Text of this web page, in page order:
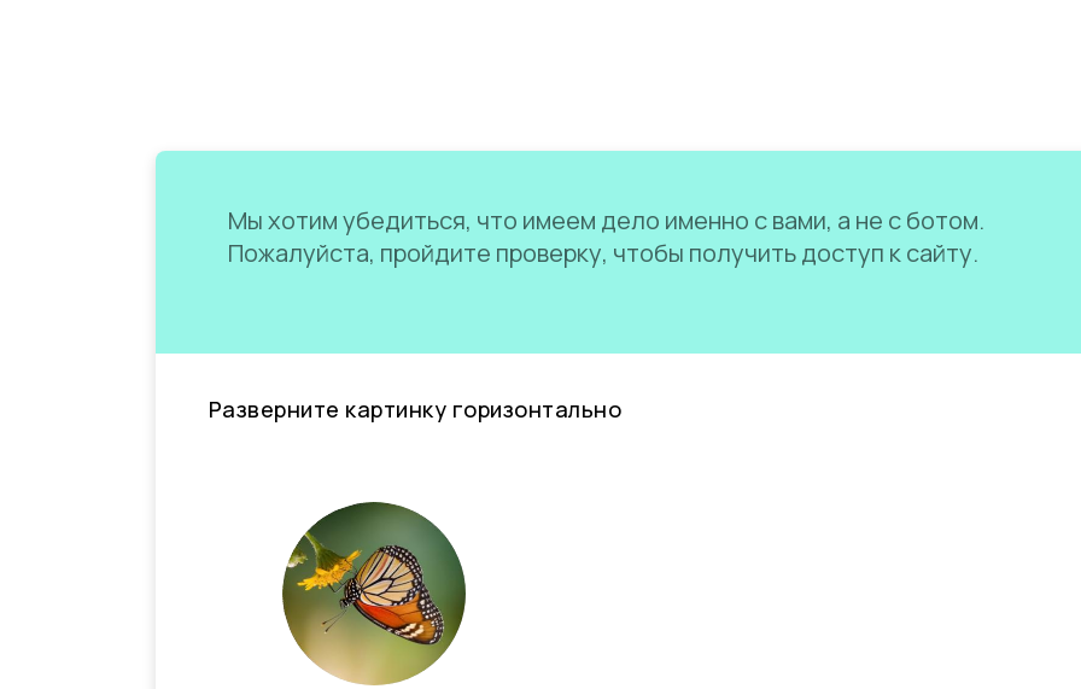
Мы хотим убедиться, что имеем дело именно с вами, а не с ботом.
Пожалуйста, пройдите проверку, чтобы получить доступ к сайту.
Разверните картинку горизонтально